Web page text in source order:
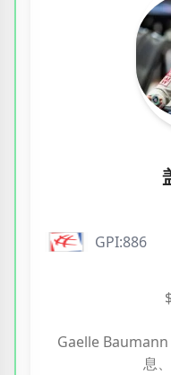
GPI:886
Gaelle
息